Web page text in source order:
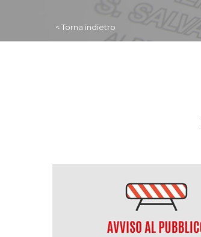
< Torna indietro